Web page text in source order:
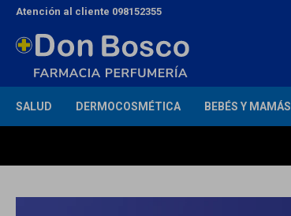
SALUD DERMOCOSMÉTICA BEBÉS Y MAMÁS
Atención al cliente 098152355